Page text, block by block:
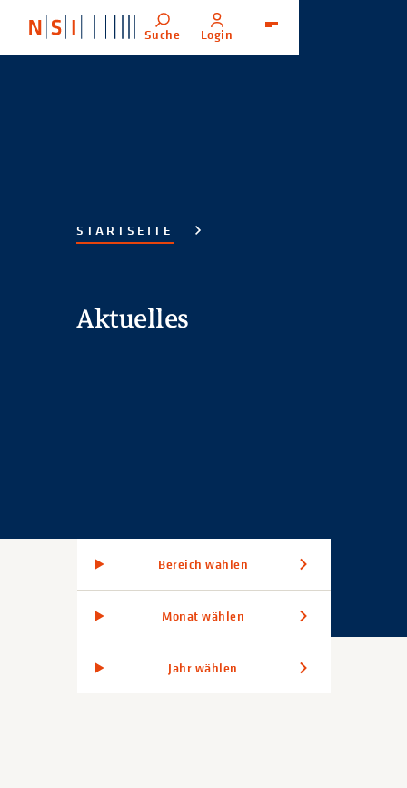
Suche Login
STARTSEITE
Aktuelles
Bereich wählen
Monat wählen
Jahr wählen